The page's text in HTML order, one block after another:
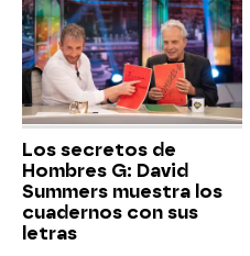
Los secretos de
Hombres G: David
Summers muestra los
cuadernos con sus
letras